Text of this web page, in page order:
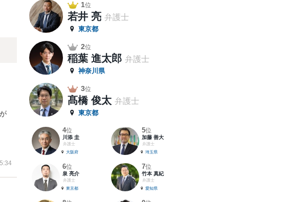
1位
若井 亮 弁護士
東京都
2位
稲葉 進太郎 弁護士
神奈川県
3位
髙橋 俊太 弁護士
東京都
4位
川添 圭
弁護士
大阪府
5位
加藤 善大
弁護士
埼玉県
6位
泉 亮介
弁護士
東京都
7位
竹本 真紀
弁護士
愛知県